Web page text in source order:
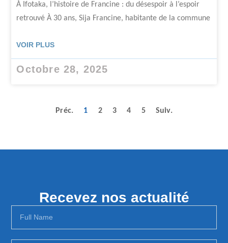
À Ifotaka, l’histoire de Francine : du désespoir à l’espoir
retrouvé À 30 ans, Sija Francine, habitante de la commune
VOIR PLUS
Octobre 28, 2025
Préc. 1 2 3 4 5 Suiv.
Recevez nos actualité